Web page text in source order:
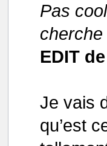
Pas
cherche
EDIT
Je vais
qu’est